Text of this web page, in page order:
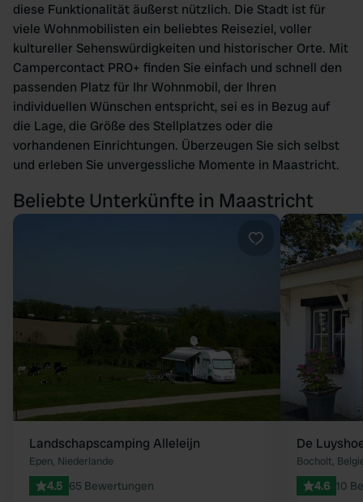
diese Funktionalität äußerst nützlich. Die Stadt ist für
viele Wohnmobilisten ein beliebtes Reiseziel, voller
kultureller Sehenswürdigkeiten und historischer Orte. Mit
Campercontact PRO+ finden Sie einfach und schnell den
passenden Platz für Ihr Wohnmobil, der Ihren
individuellen Wünschen entspricht, sei es in Bezug auf
die Lage, die Größe des Stellplatzes oder die
vorhandenen Einrichtungen. Überzeugen Sie sich selbst
und erleben Sie unvergessliche Momente in Maastricht.
Beliebte Unterkünfte in Maastricht
Favorit
Landschapscamping Alleleijn
Epen, Niederlande
4.5 65 Bewertungen
De
Bocholt,
4.6 10